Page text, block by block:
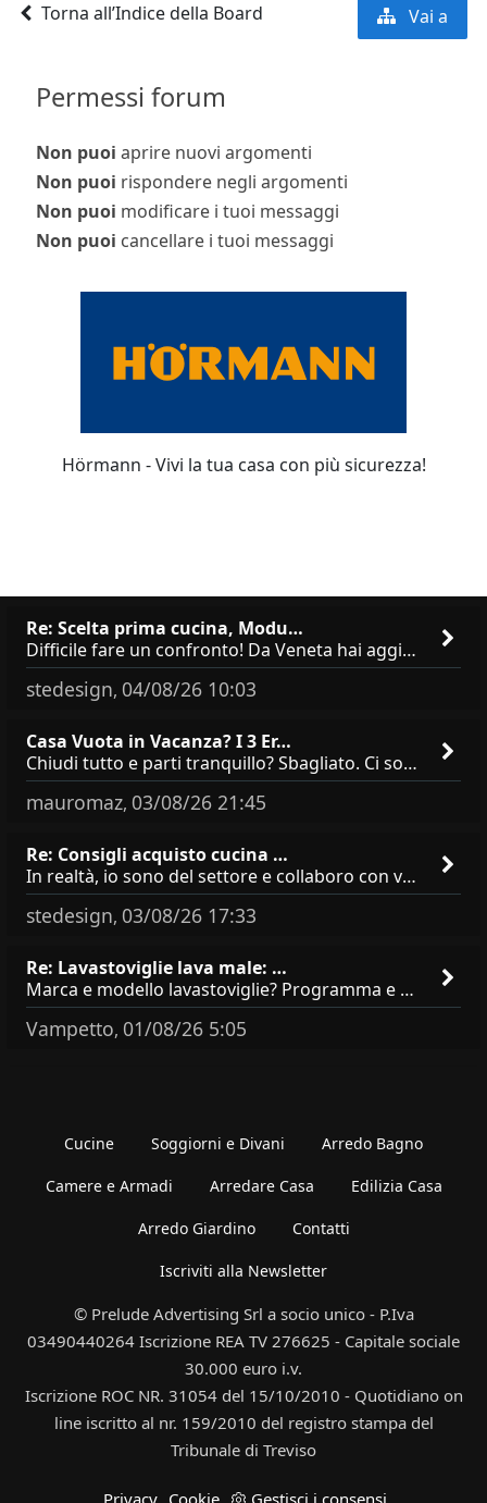
Torna all’Indice della Board Vai a
Permessi forum
Non puoi aprire nuovi argomenti
Non puoi rispondere negli argomenti
Non puoi modificare i tuoi messaggi
Non puoi cancellare i tuoi messaggi
Hörmann - Vivi la tua casa con più sicurezza!
Re: Scelta prima cucina, Modu…
Difficile fare un confronto! Da Veneta hai aggiunto i pensili a tutta altezza e una colonna dispensa da 30, che da soli
stedesign, 04/08/26 10:03
Casa Vuota in Vacanza? I 3 Er…
Chiudi tutto e parti tranquillo? Sbagliato. Ci sono 3 comportamenti che dicono ai ladri &quot;sono via per due settimane
mauromaz, 03/08/26 21:45
Re: Consigli acquisto cucina …
In realtà, io sono del settore e collaboro con vari negozi, ti possono dire che sono tutti brand abbastanza simili come
stedesign, 03/08/26 17:33
Re: Lavastoviglie lava male: …
Marca e modello lavastoviglie? Programma e Deterisvo utilizzato ? Decalcificatore è regolato in in base alla durezza
Vampetto, 01/08/26 5:05
Cucine Soggiorni e Divani Arredo Bagno
Camere e Armadi Arredare Casa Edilizia Casa
Arredo Giardino Contatti
Iscriviti alla Newsletter
© Prelude Advertising Srl a socio unico - P.Iva
03490440264 Iscrizione REA TV 276625 - Capitale sociale
30.000 euro i.v.
Iscrizione ROC NR. 31054 del 15/10/2010 - Quotidiano on
line iscritto al nr. 159/2010 del registro stampa del
Tribunale di Treviso
Privacy Cookie Gestisci i consensi